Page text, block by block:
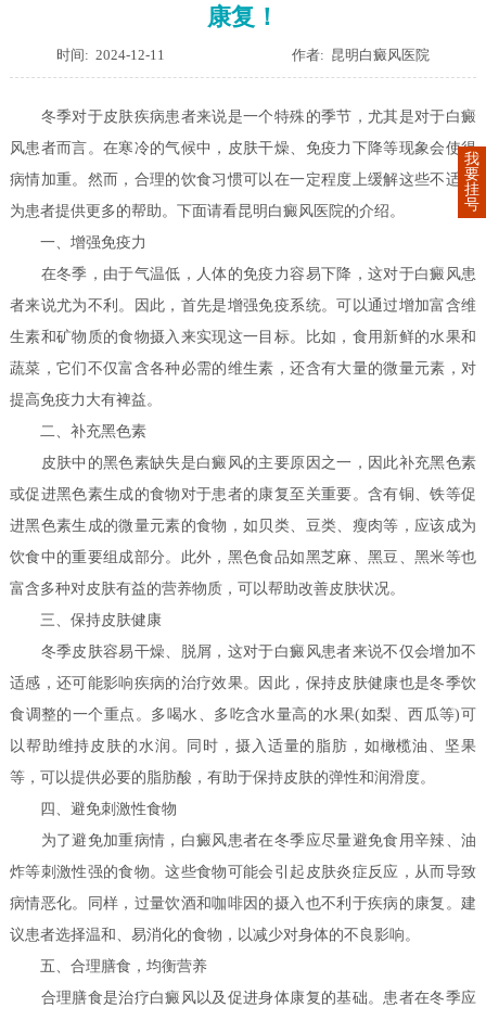
康复！
时间: 2024-12-11 作者: 昆明白癜风医院
冬季对于皮肤疾病患者来说是一个特殊的季节，尤其是对于白癜
风患者而言。在寒冷的气候中，皮肤干燥、免疫力下降等现象会使得
病情加重。然而，合理的饮食习惯可以在一定程度上缓解这些不适，
为患者提供更多的帮助。下面请看昆明白癜风医院的介绍。
一、增强免疫力
在冬季，由于气温低，人体的免疫力容易下降，这对于白癜风患
者来说尤为不利。因此，首先是增强免疫系统。可以通过增加富含维
生素和矿物质的食物摄入来实现这一目标。比如，食用新鲜的水果和
蔬菜，它们不仅富含各种必需的维生素，还含有大量的微量元素，对
提高免疫力大有裨益。
二、补充黑色素
皮肤中的黑色素缺失是白癜风的主要原因之一，因此补充黑色素
或促进黑色素生成的食物对于患者的康复至关重要。含有铜、铁等促
进黑色素生成的微量元素的食物，如贝类、豆类、瘦肉等，应该成为
饮食中的重要组成部分。此外，黑色食品如黑芝麻、黑豆、黑米等也
富含多种对皮肤有益的营养物质，可以帮助改善皮肤状况。
三、保持皮肤健康
冬季皮肤容易干燥、脱屑，这对于白癜风患者来说不仅会增加不
适感，还可能影响疾病的治疗效果。因此，保持皮肤健康也是冬季饮
食调整的一个重点。多喝水、多吃含水量高的水果(如梨、西瓜等)可
以帮助维持皮肤的水润。同时，摄入适量的脂肪，如橄榄油、坚果
等，可以提供必要的脂肪酸，有助于保持皮肤的弹性和润滑度。
四、避免刺激性食物
为了避免加重病情，白癜风患者在冬季应尽量避免食用辛辣、油
炸等刺激性强的食物。这些食物可能会引起皮肤炎症反应，从而导致
病情恶化。同样，过量饮酒和咖啡因的摄入也不利于疾病的康复。建
议患者选择温和、易消化的食物，以减少对身体的不良影响。
五、合理膳食，均衡营养
合理膳食是治疗白癜风以及促进身体康复的基础。患者在冬季应
我
要
挂
号